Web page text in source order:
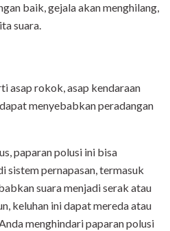
baik, gejala akan menghilang,
suara.
asap rokok, asap kendaraan
menyebabkan peradangan
paparan polusi ini bisa
sistem pernapasan, termasuk
suara menjadi serak atau
keluhan ini dapat mereda atau
menghindari paparan polusi